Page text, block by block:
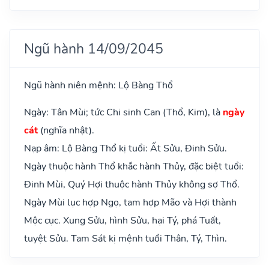
Ngũ hành 14/09/2045
Ngũ hành niên mệnh: Lộ Bàng Thổ
Ngày: Tân Mùi; tức Chi sinh Can (Thổ, Kim), là ngày
cát(nghĩa nhật).
Nạp âm: Lộ Bàng Thổ kị tuổi: Ất Sửu, Đinh Sửu.
Ngày thuộc hành Thổ khắc hành Thủy, đặc biệt tuổi:
Đinh Mùi, Quý Hợi thuộc hành Thủy không sợ Thổ.
Ngày Mùi lục hợp Ngọ, tam hợp Mão và Hợi thành
Mộc cục. Xung Sửu, hình Sửu, hại Tý, phá Tuất,
tuyệt Sửu. Tam Sát kị mệnh tuổi Thân, Tý, Thìn.